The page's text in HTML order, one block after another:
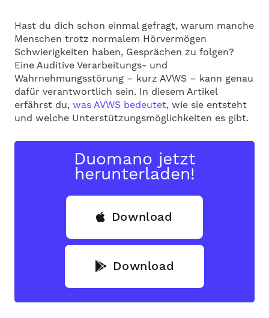
Hast du dich schon einmal gefragt, warum manche
Menschen trotz normalem Hörvermögen
Schwierigkeiten haben, Gesprächen zu folgen?
Eine Auditive Verarbeitungs- und
Wahrnehmungsstörung – kurz AVWS – kann genau
dafür verantwortlich sein. In diesem Artikel
erfährst du, was AVWS bedeutet, wie sie entsteht
und welche Unterstützungsmöglichkeiten es gibt.
Duomano jetzt
herunterladen!
Download
Download